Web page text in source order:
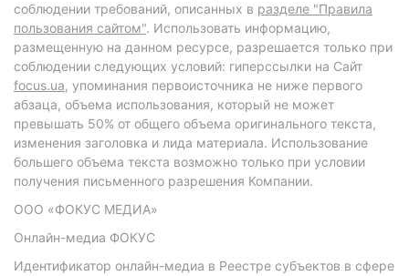
соблюдении требований, описанных в разделе "Правила
пользования сайтом". Использовать информацию,
размещенную на данном ресурсе, разрешается только при
соблюдении следующих условий: гиперссылки на Сайт
focus.ua, упоминания первоисточника не ниже первого
абзаца, объема использования, который не может
превышать 50% от общего объема оригинального текста,
изменения заголовка и лида материала. Использование
большего объема текста возможно только при условии
получения письменного разрешения Компании.
ООО «ФОКУС МЕДИА»
Онлайн-медиа ФОКУС
Идентификатор онлайн-медиа в Реестре субъектов в сфере